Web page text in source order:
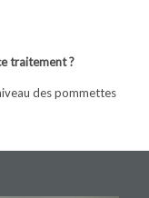
traitement ?
des pommettes